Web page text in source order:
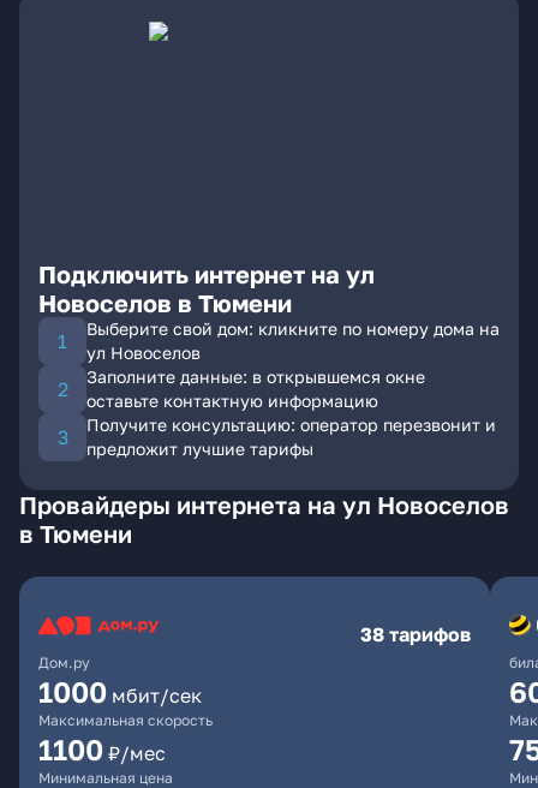
Подключить интернет на ул
Новоселов в Тюмени
Выберите свой дом: кликните по номеру дома на
ул Новоселов
Заполните данные: в открывшемся окне
оставьте контактную информацию
Получите консультацию: оператор перезвонит и
предложит лучшие тарифы
Провайдеры интернета на ул Новоселов
в Тюмени
Дом.ру
38 тарифов
1000 мбит/сек
Максимальная скорость
1100 ₽/мес
Минимальная цена